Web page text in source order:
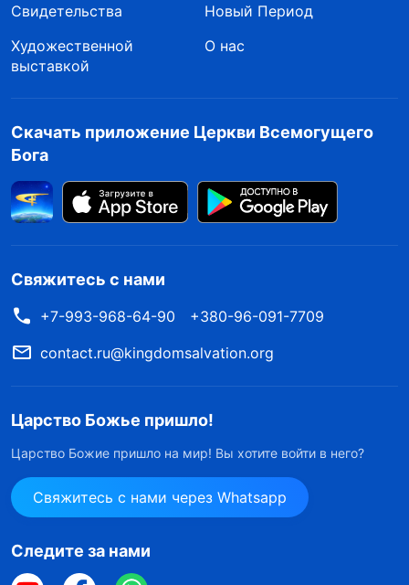
Свидетельства
Новый Период
Художественной
выставкой
О нас
Скачать приложение Церкви Всемогущего
Бога
Свяжитесь с нами
+7-993-968-64-90
+380-96-091-7709
contact.ru@kingdomsalvation.org
Царство Божье пришло!
Царство Божие пришло на мир! Вы хотите войти в него?
Свяжитесь с нами через Whatsapp
Следите за нами